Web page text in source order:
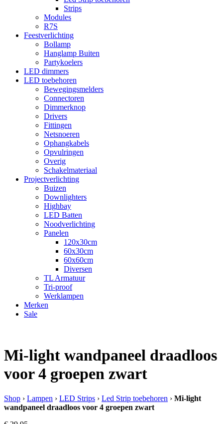
Strips
Modules
R7S
Feestverlichting
Bollamp
Hanglamp Buiten
Partykoelers
LED dimmers
LED toebehoren
Bewegingsmelders
Connectoren
Dimmerknop
Drivers
Fittingen
Netsnoeren
Ophangkabels
Opvulringen
Overig
Schakelmateriaal
Projectverlichting
Buizen
Downlighters
Highbay
LED Batten
Noodverlichting
Panelen
120x30cm
60x30cm
60x60cm
Diversen
TL Armatuur
Tri-proof
Werklampen
Merken
Sale
Mi-light wandpaneel draadloos
voor 4 groepen zwart
Shop › Lampen › LED Strips › Led Strip toebehoren › Mi-light
wandpaneel draadloos voor 4 groepen zwart